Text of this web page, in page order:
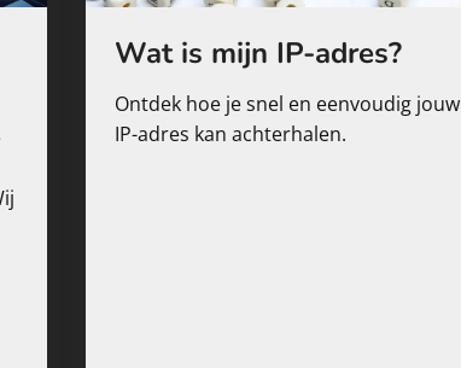
Wat is mijn IP-adres?
Ontdek hoe je snel en eenvoudig jouw
IP-adres kan achterhalen.